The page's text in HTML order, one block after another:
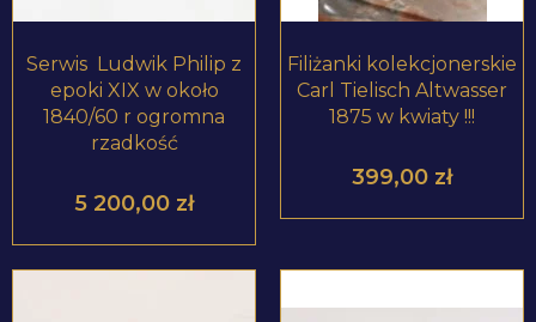
Serwis Ludwik Philip z
epoki XIX w około
1840/60 r ogromna
rzadkość
5 200,00 zł
Filiżanki kolekcjonerskie
Carl Tielisch Altwasser
1875 w kwiaty !!!
399,00 zł